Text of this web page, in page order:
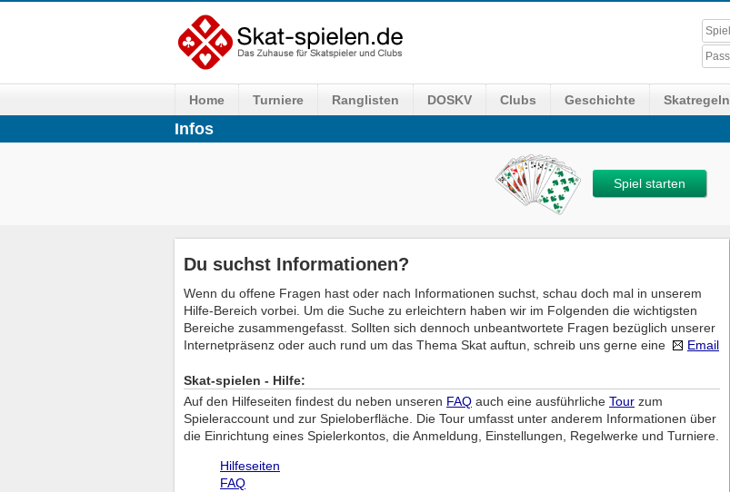
Home Turniere Ranglisten DOSKV Clubs Geschichte Skatregeln
Infos
Spiel starten
Du suchst Informationen?
Wenn du offene Fragen hast oder nach Informationen suchst, schau doch mal in unserem
Hilfe-Bereich vorbei. Um die Suche zu erleichtern haben wir im Folgenden die wichtigsten
Bereiche zusammengefasst. Sollten sich dennoch unbeantwortete Fragen bezüglich unserer
Internetpräsenz oder auch rund um das Thema Skat auftun, schreib uns gerne eine
Email
Skat-spielen - Hilfe:
Auf den Hilfeseiten findest du neben unseren FAQ auch eine ausführliche Tour zum
Spieleraccount und zur Spieloberfläche. Die Tour umfasst unter anderem Informationen über
die Einrichtung eines Spielerkontos, die Anmeldung, Einstellungen, Regelwerke und Turniere.
Hilfeseiten
FAQ